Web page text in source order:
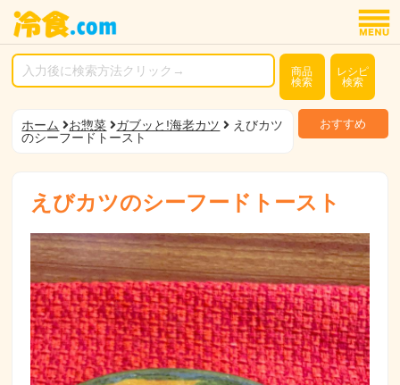
商品
検索
レシピ
検索
ホーム お惣菜 ガブッと!海老カツ
えびカツ
のシーフードトースト
おすすめ
えびカツのシーフードトースト